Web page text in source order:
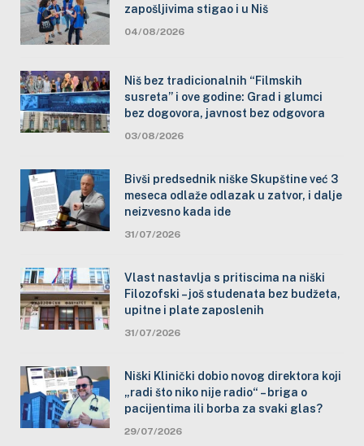
zapošljivima stigao i u Niš
04/08/2026
Niš bez tradicionalnih “Filmskih
susreta” i ove godine: Grad i glumci
bez dogovora, javnost bez odgovora
03/08/2026
Bivši predsednik niške Skupštine već 3
meseca odlaže odlazak u zatvor, i dalje
neizvesno kada ide
31/07/2026
Vlast nastavlja s pritiscima na niški
Filozofski – još studenata bez budžeta,
upitne i plate zaposlenih
31/07/2026
Niški Klinički dobio novog direktora koji
„radi što niko nije radio“ – briga o
pacijentima ili borba za svaki glas?
29/07/2026